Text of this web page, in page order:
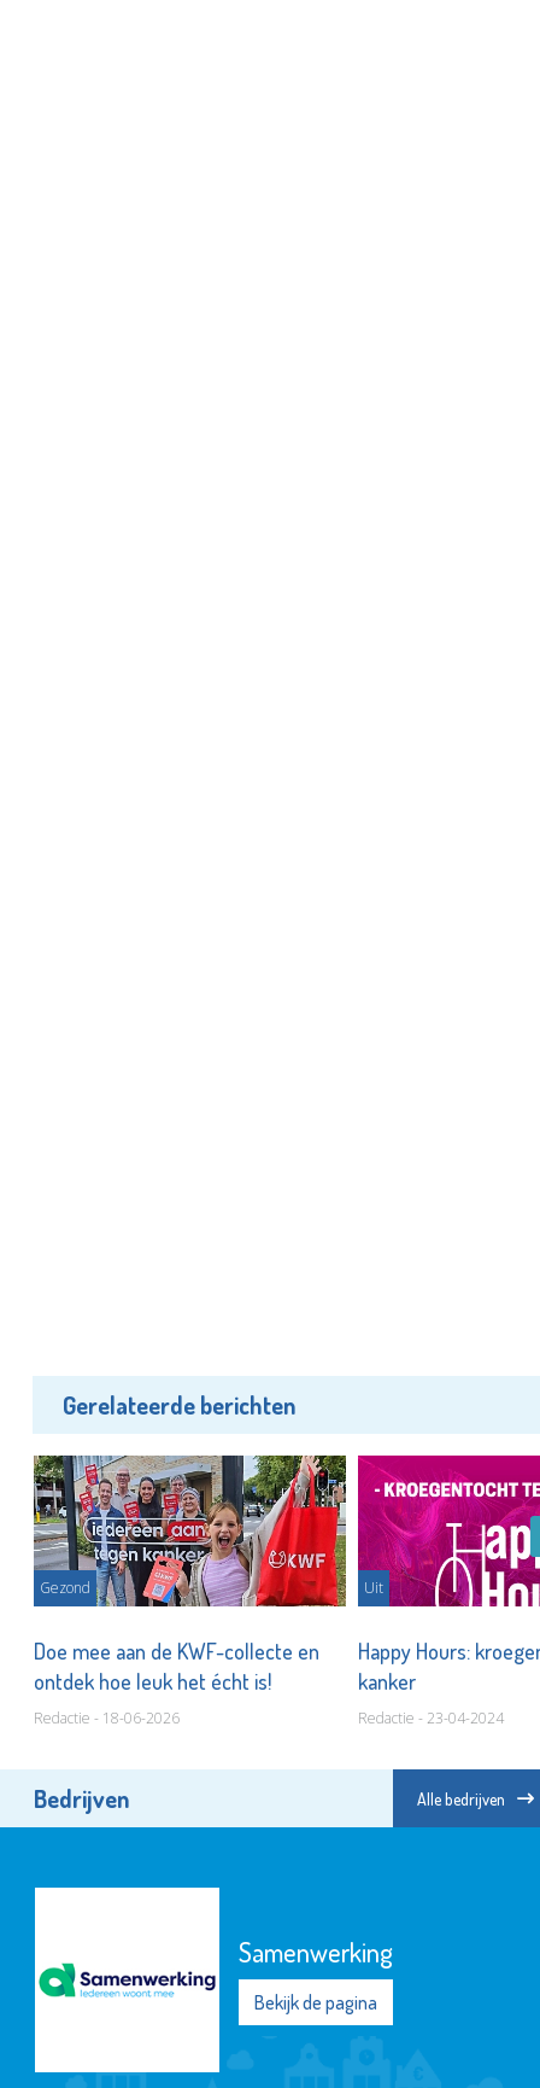
Gerelateerde berichten
Gezond
Doe mee aan de KWF-collecte en
ontdek hoe leuk het écht is!
Redactie - 18-06-2026
Uit
Happy Hours:
kanker
Redactie - 23-04-2024
Bedrijven Alle bedrijven
Samenwerking
Bekijk de pagina